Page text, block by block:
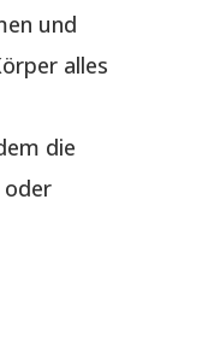
und
alles
die
oder